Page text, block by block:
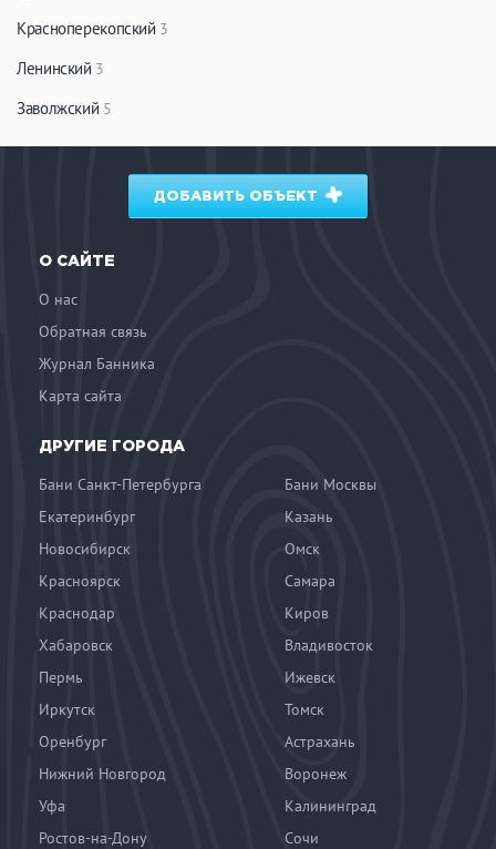
Красноперекопский 3
Ленинский 3
Заволжский 5
ДОБАВИТЬ ОБЪЕКТ
О САЙТЕ
О нас
Обратная связь
Журнал Банника
Карта сайта
ДРУГИЕ ГОРОДА
Бани Санкт-Петербурга
Бани Москвы
Екатеринбург
Казань
Новосибирск
Омск
Красноярск
Самара
Краснодар
Киров
Хабаровск
Владивосток
Пермь
Ижевск
Иркутск
Томск
Оренбург
Астрахань
Нижний Новгород
Воронеж
Уфа
Калининград
Ростов-на-Дону
Сочи